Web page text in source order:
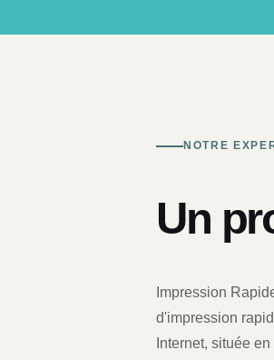
NOTRE
Un
Impression
d'impression
Internet, située